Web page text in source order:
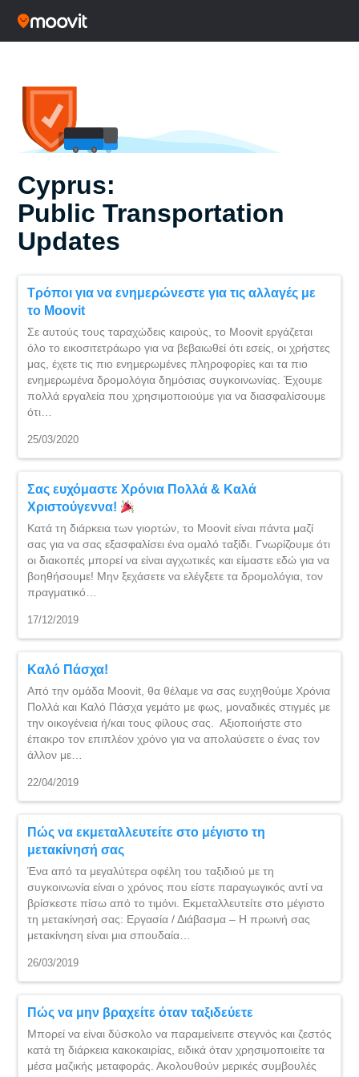
Cyprus:
Public Transportation
Updates
Τρόποι για να ενημερώνεστε για τις αλλαγές με
το Moovit
Σε αυτούς τους ταραχώδεις καιρούς, το Moovit εργάζεται
όλο το εικοσιτετράωρο για να βεβαιωθεί ότι εσείς, οι χρήστες
μας, έχετε τις πιο ενημερωμένες πληροφορίες και τα πιο
ενημερωμένα δρομολόγια δημόσιας συγκοινωνίας. Έχουμε
πολλά εργαλεία που χρησιμοποιούμε για να διασφαλίσουμε
ότι…
25/03/2020
Σας ευχόμαστε Χρόνια Πολλά & Καλά
Χριστούγεννα!
Κατά τη διάρκεια των γιορτών, το Moovit είναι πάντα μαζί
σας για να σας εξασφαλίσει ένα ομαλό ταξίδι. Γνωρίζουμε ότι
οι διακοπές μπορεί να είναι αγχωτικές και είμαστε εδώ για να
βοηθήσουμε! Μην ξεχάσετε να ελέγξετε τα δρομολόγια, τον
πραγματικό…
17/12/2019
Καλό Πάσχα!
Από την ομάδα Moovit, θα θέλαμε να σας ευχηθούμε Χρόνια
Πολλά και Καλό Πάσχα γεμάτο με φως, μοναδικές στιγμές με
την οικογένεια ή/και τους φίλους σας. Αξιοποιήστε στο
έπακρο τον επιπλέον χρόνο για να απολαύσετε ο ένας τον
άλλον με…
22/04/2019
Πώς να εκμεταλλευτείτε στο μέγιστο τη
μετακίνησή σας
Ένα από τα μεγαλύτερα οφέλη του ταξιδιού με τη
συγκοινωνία είναι ο χρόνος που είστε παραγωγικός αντί να
βρίσκεστε πίσω από το τιμόνι. Εκμεταλλευτείτε στο μέγιστο
τη μετακίνησή σας: Εργασία / Διάβασμα – Η πρωινή σας
μετακίνηση είναι μια σπουδαία…
26/03/2019
Πώς να μην βραχείτε όταν ταξιδεύετε
Μπορεί να είναι δύσκολο να παραμείνειτε στεγνός και ζεστός
κατά τη διάρκεια κακοκαιρίας, ειδικά όταν χρησιμοποιείτε τα
μέσα μαζικής μεταφοράς. Ακολουθούν μερικές συμβουλές